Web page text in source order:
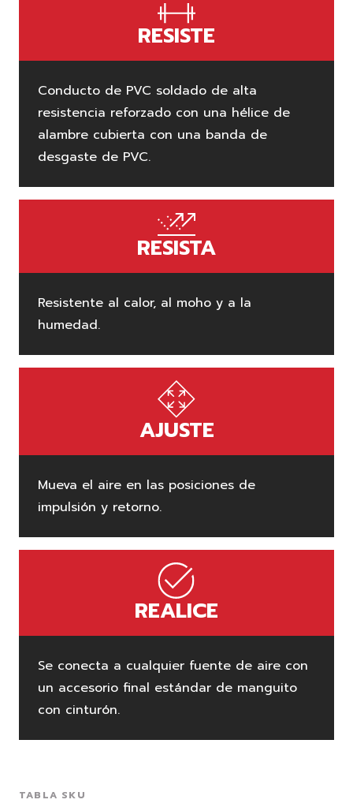
RESISTE
Conducto de PVC soldado de alta
resistencia reforzado con una hélice de
alambre cubierta con una banda de
desgaste de PVC.
RESISTA
Resistente al calor, al moho y a la
humedad.
AJUSTE
Mueva el aire en las posiciones de
impulsión y retorno.
REALICE
Se conecta a cualquier fuente de aire con
un accesorio final estándar de manguito
con cinturón.
TABLA SKU